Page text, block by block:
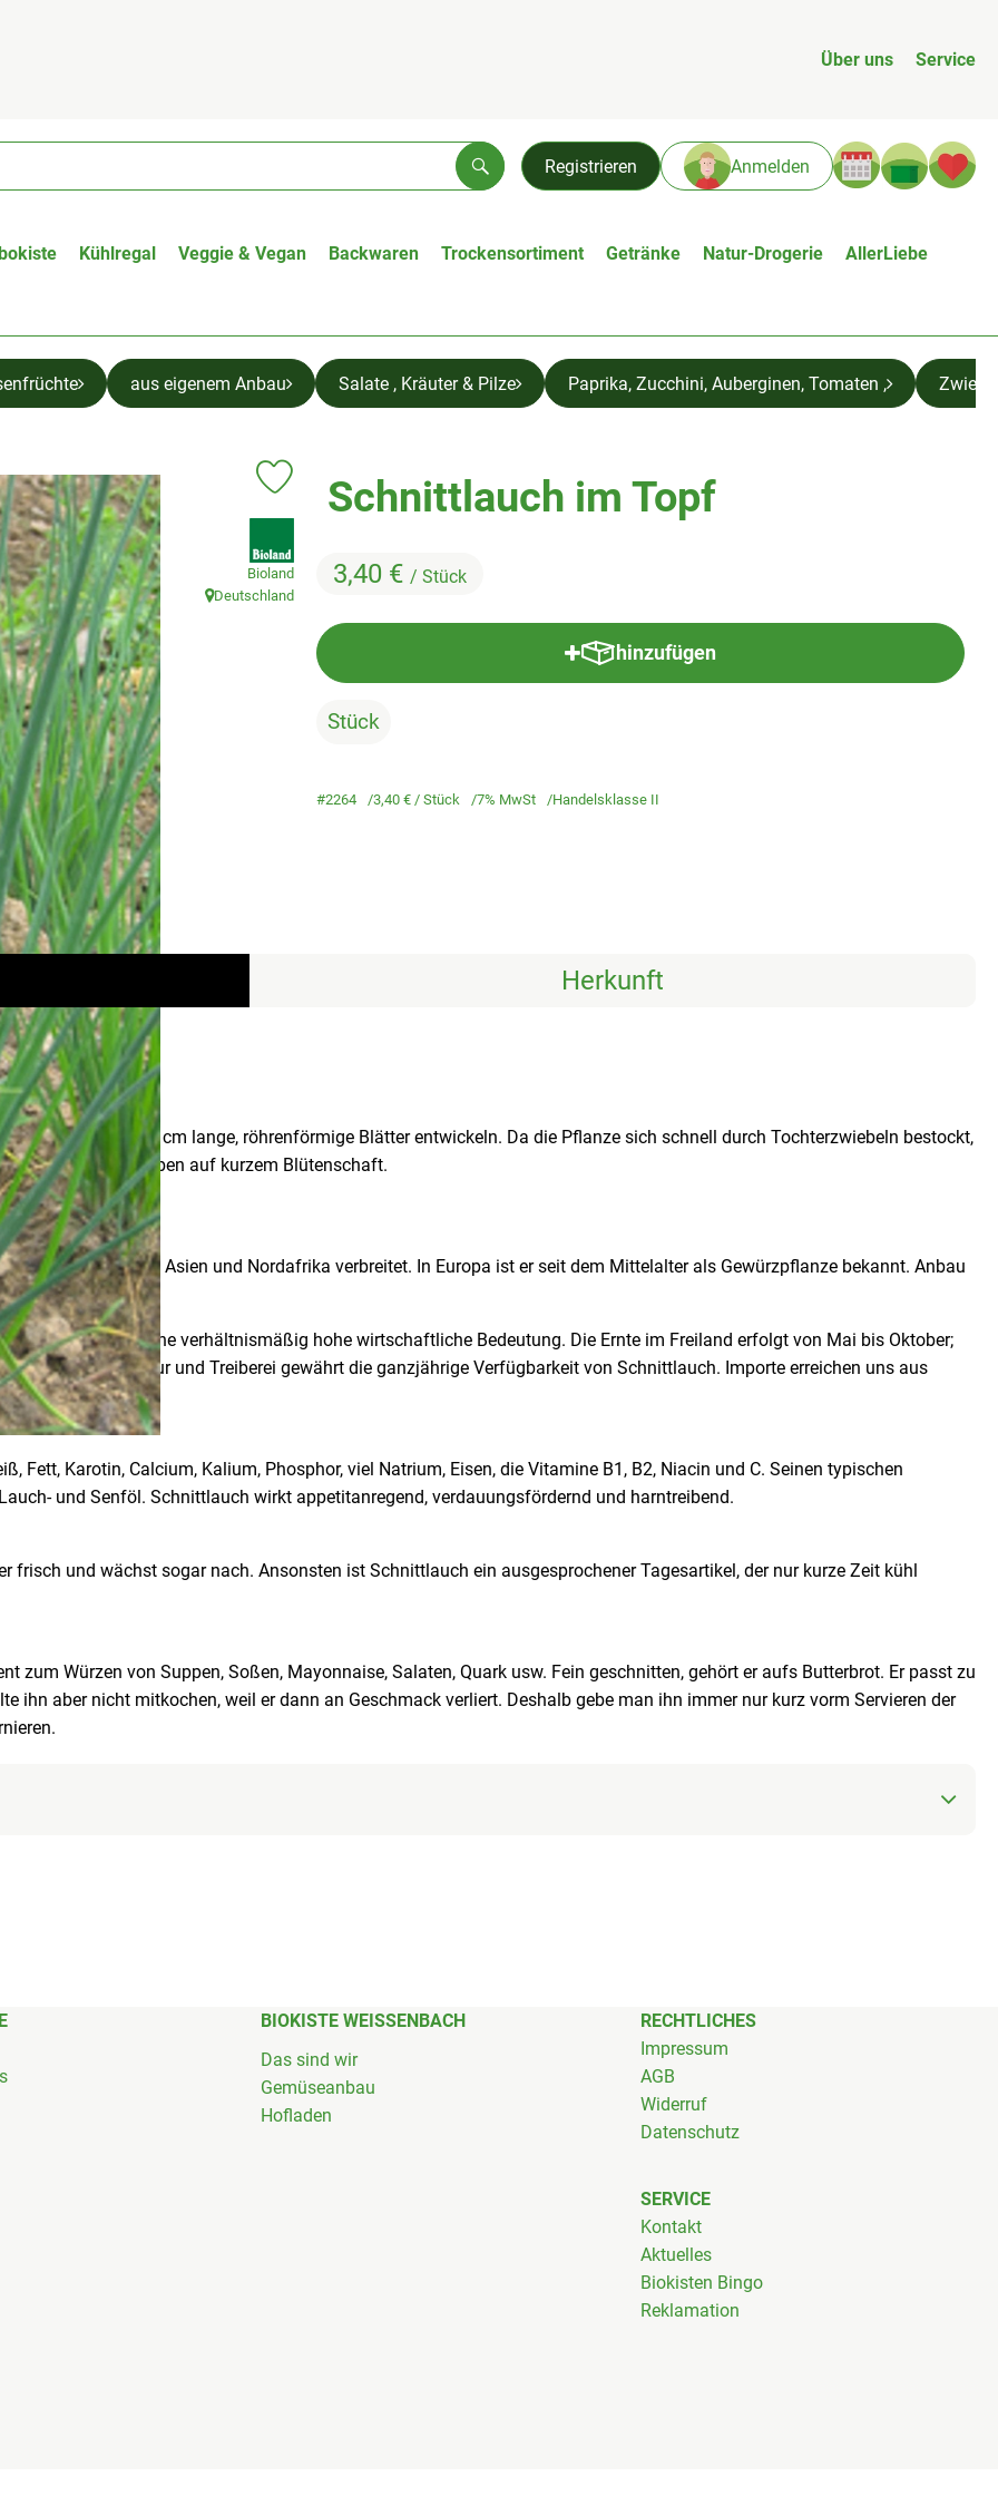
Über uns Service
Registrieren Anmelden
Suchen
Kühlregal Veggie & Vegan Backwaren Trockensortiment Getränke Natur-Drogerie AllerLiebe
aus eigenem Anbau Salate , Kräuter & Pilze Paprika, Zucchini, Auberginen, Tomaten ,
Schnittlauch im Topf
3,40 € / Stück
Produkt zu Favouriten hinzufügen
Bioland
, Herkunft:
Deutschland
hinzufügen
Produkt zum Warenkorb hinzufügen
Stück
#2264 3,40 € / Stück 7% MwSt Handelsklasse II
Herkunft
der sich 15-60 cm lange, röhrenförmige Blätter entwickeln. Da die Pflanze sich schnell durch Tochterzwiebeln bestockt,
violetten Trauben auf kurzem Blütenschaft.
in ganz Europa, Asien und Nordafrika verbreitet. In Europa ist er seit dem Mittelalter als Gewürzpflanze bekannt. Anbau
Klima.
hat aber eine verhältnismäßig hohe wirtschaftliche Bedeutung. Die Ernte im Freiland erfolgt von Mai bis Oktober;
von Freilandkultur und Treiberei gewährt die ganzjährige Verfügbarkeit von Schnittlauch. Importe erreichen uns aus
Fett, Karotin, Calcium, Kalium, Phosphor, viel Natrium, Eisen, die Vitamine B1, B2, Niacin und C. Seinen typischen
und Senföl. Schnittlauch wirkt appetitanregend, verdauungsfördernd und harntreibend.
und wächst sogar nach. Ansonsten ist Schnittlauch ein ausgesprochener Tagesartikel, der nur kurze Zeit kühl
zum Würzen von Suppen, Soßen, Mayonnaise, Salaten, Quark usw. Fein geschnitten, gehört er aufs Butterbrot. Er passt zu
ihn aber nicht mitkochen, weil er dann an Geschmack verliert. Deshalb gebe man ihn immer nur kurz vorm Servieren der
BIOKISTE WEISSENBACH
Das sind wir
Gemüseanbau
Hofladen
RECHTLICHES
Impressum
AGB
Widerruf
Datenschutz
SERVICE
Kontakt
Aktuelles
Biokisten Bingo
Reklamation